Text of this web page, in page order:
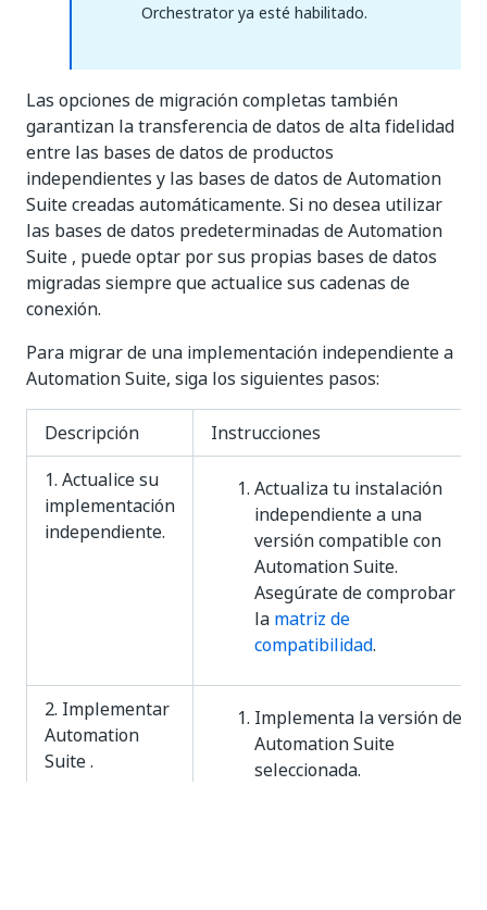
Orchestrator ya esté habilitado.
Las opciones de migración completas también
garantizan la transferencia de datos de alta fidelidad
entre las bases de datos de productos
independientes y las bases de datos de Automation
Suite creadas automáticamente. Si no desea utilizar
las bases de datos predeterminadas de Automation
Suite , puede optar por sus propias bases de datos
migradas siempre que actualice sus cadenas de
conexión.
Para migrar de una implementación independiente a
Automation Suite, siga los siguientes pasos:
Descripción
Instrucciones
1. Actualice su
implementación
independiente.
Actualiza tu instalación
independiente a una
versión compatible con
Automation Suite.
Asegúrate de comprobar
la matriz de
compatibilidad.
2. Implementar
Automation
Suite .
Implementa la versión de
Automation Suite
seleccionada.